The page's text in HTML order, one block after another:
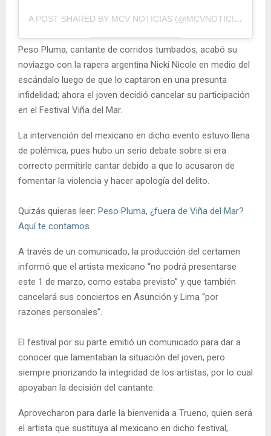
A POST SHARED BY MCV NOTICIAS (@MCVNOTICIAS)
Peso Pluma, cantante de corridos tumbados, acabó su
noviazgo con la rapera argentina Nicki Nicole en medio del
escándalo luego de que lo captaron en una presunta
infidelidad; ahora el joven decidió cancelar su participación
en el Festival Viña del Mar.
La intervención del mexicano en dicho evento estuvo llena
de polémica, pues hubo un serio debate sobre si era
correcto permitirle cantar debido a que lo acusaron de
fomentar la violencia y hacer apología del delito.
Quizás quieras leer: Peso Pluma, ¿fuera de Viña del Mar?
Aquí te contamos
A través de un comunicado, la producción del certamen
informó que el artista mexicano “no podrá presentarse
este 1 de marzo, como estaba previsto” y que también
cancelará sus conciertos en Asunción y Lima “por
razones personales”.
El festival por su parte emitió un comunicado para dar a
conocer que lamentaban la situación del joven, pero
siempre priorizando la integridad de los artistas, por lo cual
apoyaban la decisión del cantante.
Aprovecharon para darle la bienvenida a Trueno, quien será
el artista que sustituya al mexicano en dicho festival,